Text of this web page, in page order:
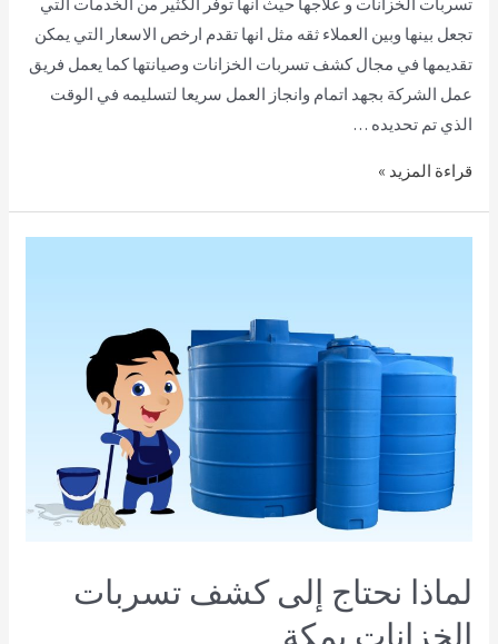
تجعل بينها وبين العملاء ثقه مثل انها تقدم ارخص الاسعار التي يمكن
تقديمها في مجال كشف تسربات الخزانات وصيانتها كما يعمل فريق
عمل الشركة بجهد اتمام وانجاز العمل سريعا لتسليمه في الوقت
الذي تم تحديده …
قراءة المزيد »
لماذا نحتاج إلى كشف تسربات
الخزانات بمكة